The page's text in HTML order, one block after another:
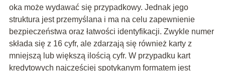
oka może wydawać się przypadkowy. Jednak jego
struktura jest przemyślana i ma na celu zapewnienie
bezpieczeństwa oraz łatwości identyfikacji. Zwykle numer
składa się z 16 cyfr, ale zdarzają się również karty z
mniejszą lub większą ilością cyfr. W przypadku kart
kredytowych najczęściej spotykanym formatem jest